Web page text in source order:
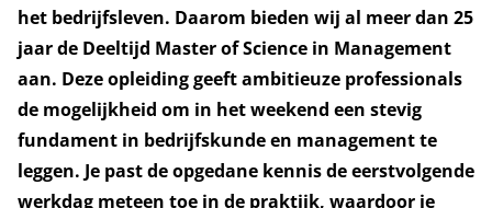
het bedrijfsleven. Daarom bieden wij al meer dan 25
jaar de Deeltijd Master of Science in Management
aan. Deze opleiding geeft ambitieuze professionals
de mogelijkheid om in het weekend een stevig
fundament in bedrijfskunde en management te
leggen. Je past de opgedane kennis de eerstvolgende
werkdag meteen toe in de praktijk, waardoor je